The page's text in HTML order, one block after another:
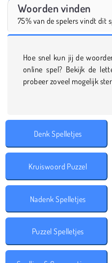
Woorden vinden
75% van de spelers vindt dit
Hoe snel kun jij de
online spel? Bekijk de
probeer zoveel mogelijk
Denk Spelletjes
Kruiswoord Puzzel
Nadenk Spelletjes
Puzzel Spelletjes